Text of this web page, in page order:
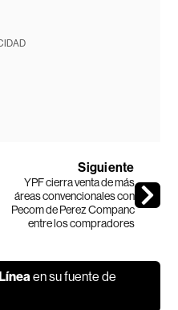
Siguiente
YPF cierra venta de más
áreas convencionales con
Pecom de Perez Companc
entre los compradores
en su fuente de